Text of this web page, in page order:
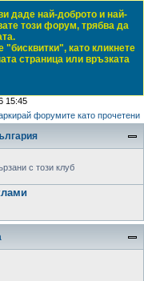
Bulgaria
Влез
Регистрация
с
15:45
форумите като прочетени
с този клуб
даде най-доброто и най-
този форум, трябва да
"бисквитки", като кликнете
страница или връзката